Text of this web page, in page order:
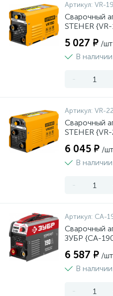
Артикул: VR-
Сварочный
STEHER
5 027 ₽ /шт
В
-
Артикул: VR-
Сварочный
STEHER
6 045 ₽ /шт
В
-
Артикул: СА-
Сварочный
ЗУБР {СА-
6 587 ₽ /шт
В
-